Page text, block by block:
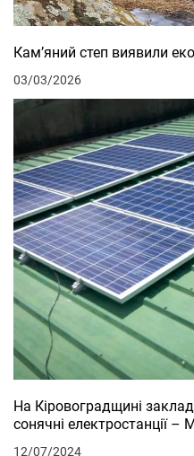
Кам’яний степ виявили
03/03/2026
На Кіровоградщині
сонячні електростанції –
12/07/2024